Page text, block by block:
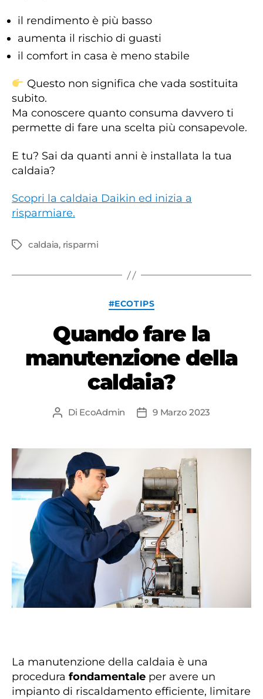
il rendimento è più basso
aumenta il rischio di guasti
il comfort in casa è meno stabile
Questo non significa che vada sostituita
subito.
Ma conoscere quanto consuma davvero ti
permette di fare una scelta più consapevole.
E tu? Sai da quanti anni è installata la tua
caldaia?
Scopri la caldaia Daikin ed inizia a
risparmiare.
Tag caldaia, risparmi
Categorie
#ECOTIPS
Quando fare la
manutenzione della
caldaia?
Autore
Di EcoAdmin
Data9 Marzo 2023
La manutenzione della caldaia è una
procedura fondamentale per avere un
impianto di riscaldamento efficiente, limitare